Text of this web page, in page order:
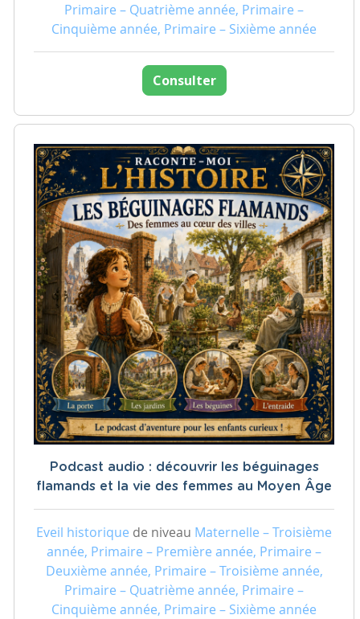
Primaire – Quatrième année, Primaire –
Cinquième année, Primaire – Sixième année
Consulter
Podcast audio : découvrir les béguinages
flamands et la vie des femmes au Moyen Âge
Eveil historique de niveau Maternelle – Troisième
année, Primaire – Première année, Primaire –
Deuxième année, Primaire – Troisième année,
Primaire – Quatrième année, Primaire –
Cinquième année, Primaire – Sixième année